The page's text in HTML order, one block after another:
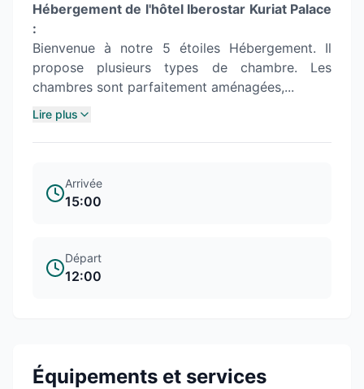
Hébergement de l'hôtel Iberostar Kuriat Palace
:
Bienvenue à notre 5 étoiles Hébergement. Il
propose plusieurs types de chambre. Les
chambres sont parfaitement aménagées,...
Lire plus
Arrivée
15:00
Départ
12:00
Équipements et services